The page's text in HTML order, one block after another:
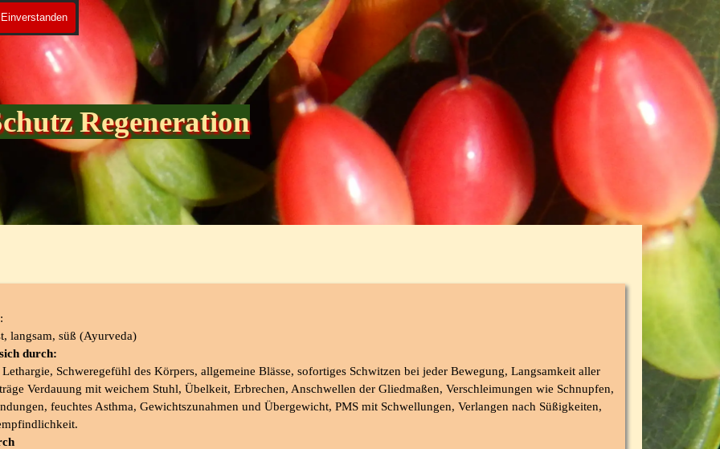
Einverstanden
Regeneration
:
langsam, süß (Ayurveda)
durch:
Schweregefühl des Körpers, allgemeine Blässe, sofortiges Schwitzen bei jeder Bewegung, Langsamkeit aller
Verdauung mit weichem Stuhl, Übelkeit, Erbrechen, Anschwellen der Gliedmaßen, Verschleimungen wie Schnupfen,
feuchtes Asthma, Gewichtszunahmen und Übergewicht, PMS mit Schwellungen, Verlangen nach Süßigkeiten,